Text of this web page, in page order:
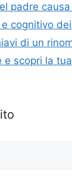
padre
cognitivo
di un
e scopri la